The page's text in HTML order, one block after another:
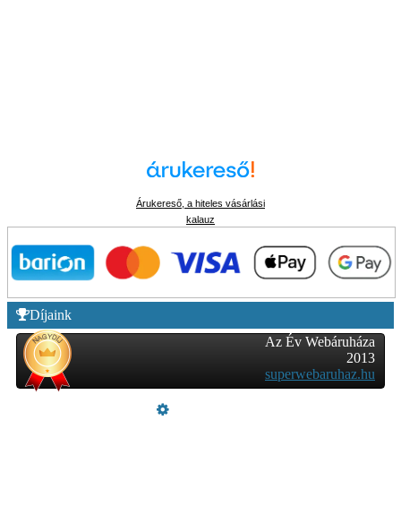
Árukereső, a hiteles vásárlási
kalauz
Díjaink
Az Év Webáruháza
2013
superwebaruhaz.hu